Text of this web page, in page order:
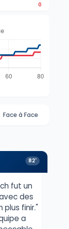
0
Face à Face
82'
fut un
des
finir."
a